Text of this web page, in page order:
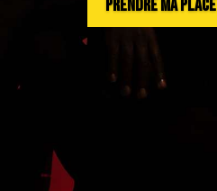
PRENDRE MA PLACE